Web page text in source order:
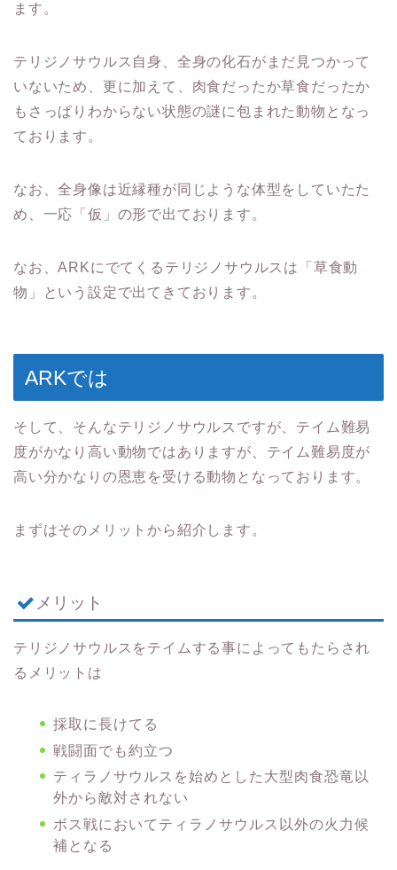
ます。
テリジノサウルス自身、全身の化石がまだ見つかって
いないため、更に加えて、肉食だったか草食だったか
もさっぱりわからない状態の謎に包まれた動物となっ
ております。
なお、全身像は近縁種が同じような体型をしていたた
め、一応「仮」の形で出ております。
なお、ARKにでてくるテリジノサウルスは「草食動
物」という設定で出てきております。
ARKでは
そして、そんなテリジノサウルスですが、テイム難易
度がかなり高い動物ではありますが、テイム難易度が
高い分かなりの恩恵を受ける動物となっております。
まずはそのメリットから紹介します。
メリット
テリジノサウルスをテイムする事によってもたらされ
るメリットは
採取に長けてる
戦闘面でも約立つ
ティラノサウルスを始めとした大型肉食恐竜以
外から敵対されない
ボス戦においてティラノサウルス以外の火力候
補となる